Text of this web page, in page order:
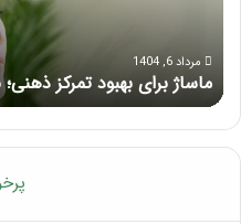
حواس‌جمع
شوید!
مرداد 6, 1404
ماساژ برای بهبود تمرکز